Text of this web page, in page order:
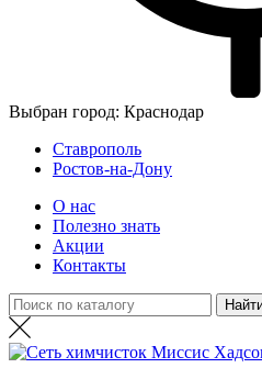
Выбран город: Краснодар
Ставрополь
Ростов-на-Дону
О нас
Полезно знать
Акции
Контакты